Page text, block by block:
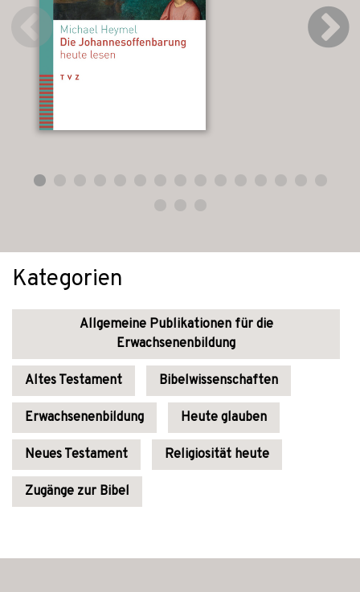
Kategorien
Allgemeine Publikationen für die
Erwachsenenbildung
Altes Testament Bibelwissenschaften
Erwachsenenbildung Heute glauben
Neues Testament Religiosität heute
Zugänge zur Bibel